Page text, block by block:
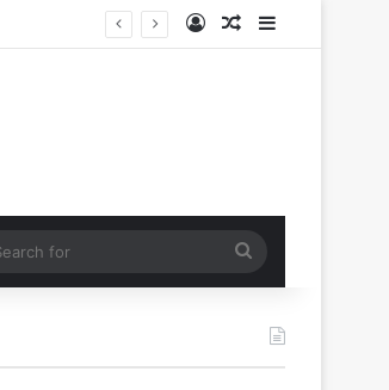
Log InRandom Article
Sidebar
for